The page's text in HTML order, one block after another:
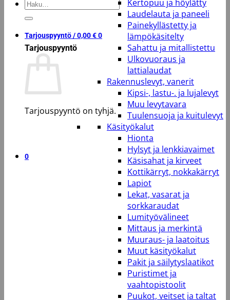
Etsi:
Tarjouspyyntö /0,00€0
Tarjouspyyntö
Tarjouspyyntö on tyhjä.
0
Kertopuu ja höylätty
Laudelauta ja paneeli
Painekyllästetty ja
lämpökäsitelty
Sahattu ja mitallistettu
Ulkovuoraus ja
lattialaudat
Rakennuslevyt, vanerit
Kipsi-, lastu-. ja lujalevyt
Muu levytavara
Tuulensuoja ja kuitulevyt
Käsityökalut
Hionta
Hylsyt ja lenkkiavaimet
Käsisahat ja kirveet
Kottikärryt, nokkakärryt
Lapiot
Lekat, vasarat ja
sorkkaraudat
Lumityövälineet
Mittaus ja merkintä
Muuraus- ja laatoitus
Muut käsityökalut
Pakit ja säilytyslaatikot
Puristimet ja
vaahtopistoolit
Puukot, veitset ja taltat